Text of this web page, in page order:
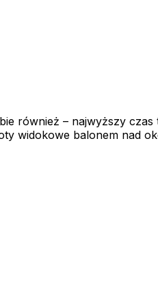
również – najwyższy
widokowe balonem nad